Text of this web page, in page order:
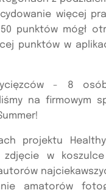
więcej
punktów mógł
punktów w
- 8 osób
na firmowym
projektu Healthy
zdjęcie w
amatorów